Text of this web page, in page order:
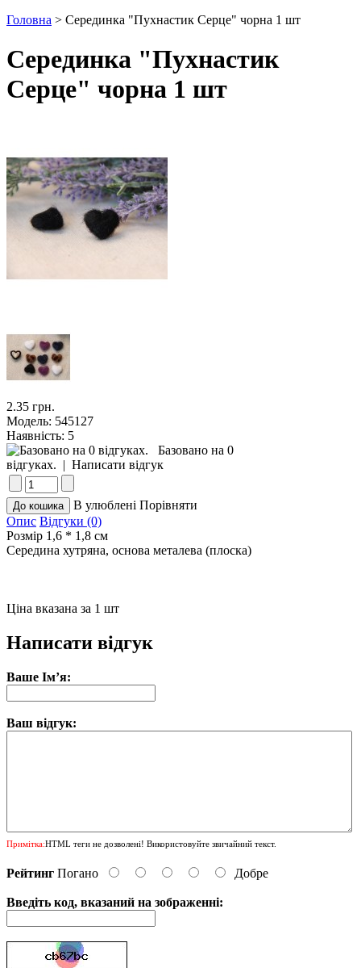
Головна > Серединка "Пухнастик Серце" чорна 1 шт
Серединка "Пухнастик
Серце" чорна 1 шт
2.35 грн.
Модель: 545127
Наявність: 5
Базовано на 0
відгуках. | Написати відгук
В улюблені Порівняти
Опис Відгуки (0)
Розмір 1,6 * 1,8 см
Середина хутряна, основа металева (плоска)
Ціна вказана за 1 шт
Написати відгук
Ваше Ім’я:
Ваш відгук:
Примітка:HTML теги не дозволені! Використовуйте звичайний текст.
Рейтинг Погано Добре
Введіть код, вказаний на зображенні: